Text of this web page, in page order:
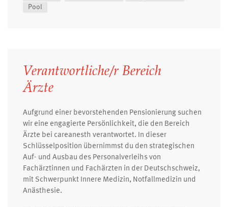
Pool
Verantwortliche/r Bereich
Ärzte
Aufgrund einer bevorstehenden Pensionierung suchen
wir eine engagierte Persönlichkeit, die den Bereich
Ärzte bei careanesth verantwortet. In dieser
Schlüsselposition übernimmst du den strategischen
Auf- und Ausbau des Personalverleihs von
Fachärztinnen und Fachärzten in der Deutschschweiz,
mit Schwerpunkt Innere Medizin, Notfallmedizin und
Anästhesie.